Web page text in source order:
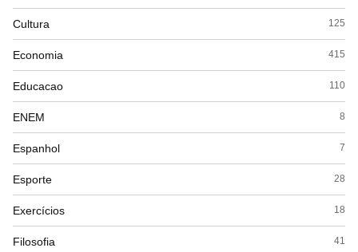
Cultura 125
Economia 415
Educacao 110
ENEM 8
Espanhol 7
Esporte 28
Exercícios 18
Filosofia 41